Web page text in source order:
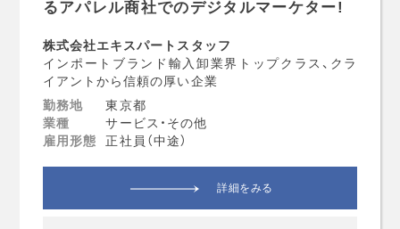
るアパレル商社でのデジタルマーケター!
株式会社エキスパートスタッフ
インポートブランド輸入卸業界トップクラス、クラ
イアントから信頼の厚い企業
勤務地
東京都
業種
サービス・その他
雇用形態 正社員（中途）
詳細をみる